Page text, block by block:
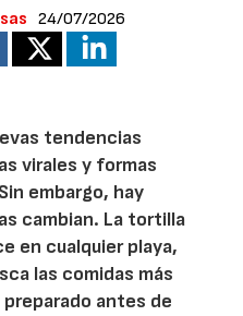
24/07/2026
tendencias
virales y formas
embargo, hay
cambian. La tortilla
en cualquier playa,
las comidas más
antes de